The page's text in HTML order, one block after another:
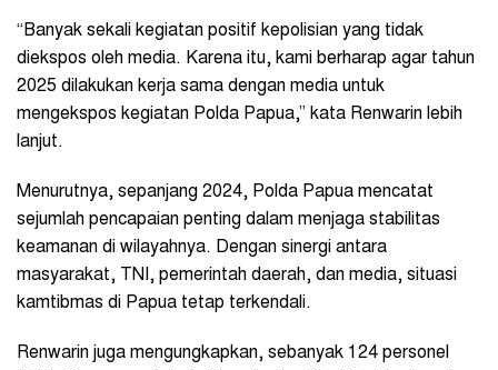
“Banyak sekali kegiatan positif kepolisian yang tidak
diekspos oleh media. Karena itu, kami berharap agar tahun
2025 dilakukan kerja sama dengan media untuk
mengekspos kegiatan Polda Papua,” kata Renwarin lebih
lanjut.
Menurutnya, sepanjang 2024, Polda Papua mencatat
sejumlah pencapaian penting dalam menjaga stabilitas
keamanan di wilayahnya. Dengan sinergi antara
masyarakat, TNI, pemerintah daerah, dan media, situasi
kamtibmas di Papua tetap terkendali.
Renwarin juga mengungkapkan, sebanyak 124 personel